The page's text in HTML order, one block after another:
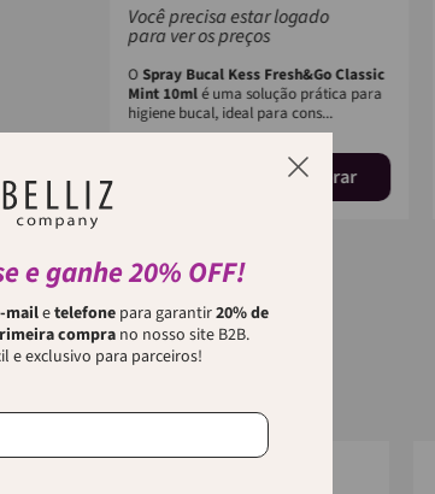
e ganhe 20% OFF!
mailetelefonepara garantir20% de
compra no nosso site B2B.
e exclusivo para parceiros!
Você precisa estar logado
para ver os preços
O Spray Bucal Kess Fresh&Go Classic
Mint 10mlé uma solução prática para
higiene bucal, ideal para cons...
Faça login para comprar